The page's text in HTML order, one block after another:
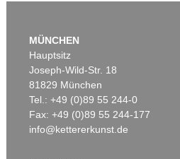
MÜNCHEN
Hauptsitz
Joseph-Wild-Str. 18
81829 München
Tel.: +49 (0)89 55 244-0
Fax: +49 (0)89 55 244-177
info@kettererkunst.de